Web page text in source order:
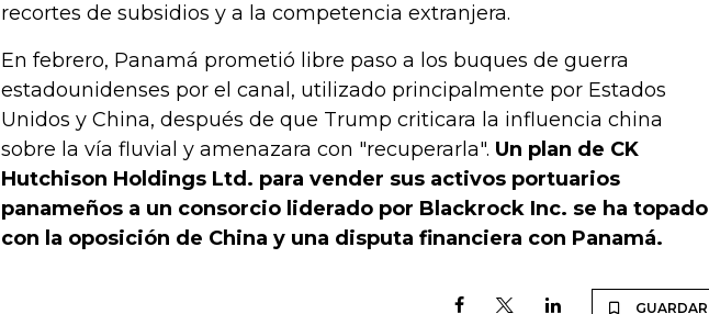
recortes de subsidios y a la competencia extranjera.
En febrero, Panamá prometió libre paso a los buques de guerra
estadounidenses por el canal, utilizado principalmente por Estados
Unidos y China, después de que Trump criticara la influencia china
sobre la vía fluvial y amenazara con "recuperarla". Un plan de CK
Hutchison Holdings Ltd. para vender sus activos portuarios
panameños a un consorcio liderado por Blackrock Inc. se ha topado
con la oposición de China y una disputa financiera con Panamá.
GUARDAR